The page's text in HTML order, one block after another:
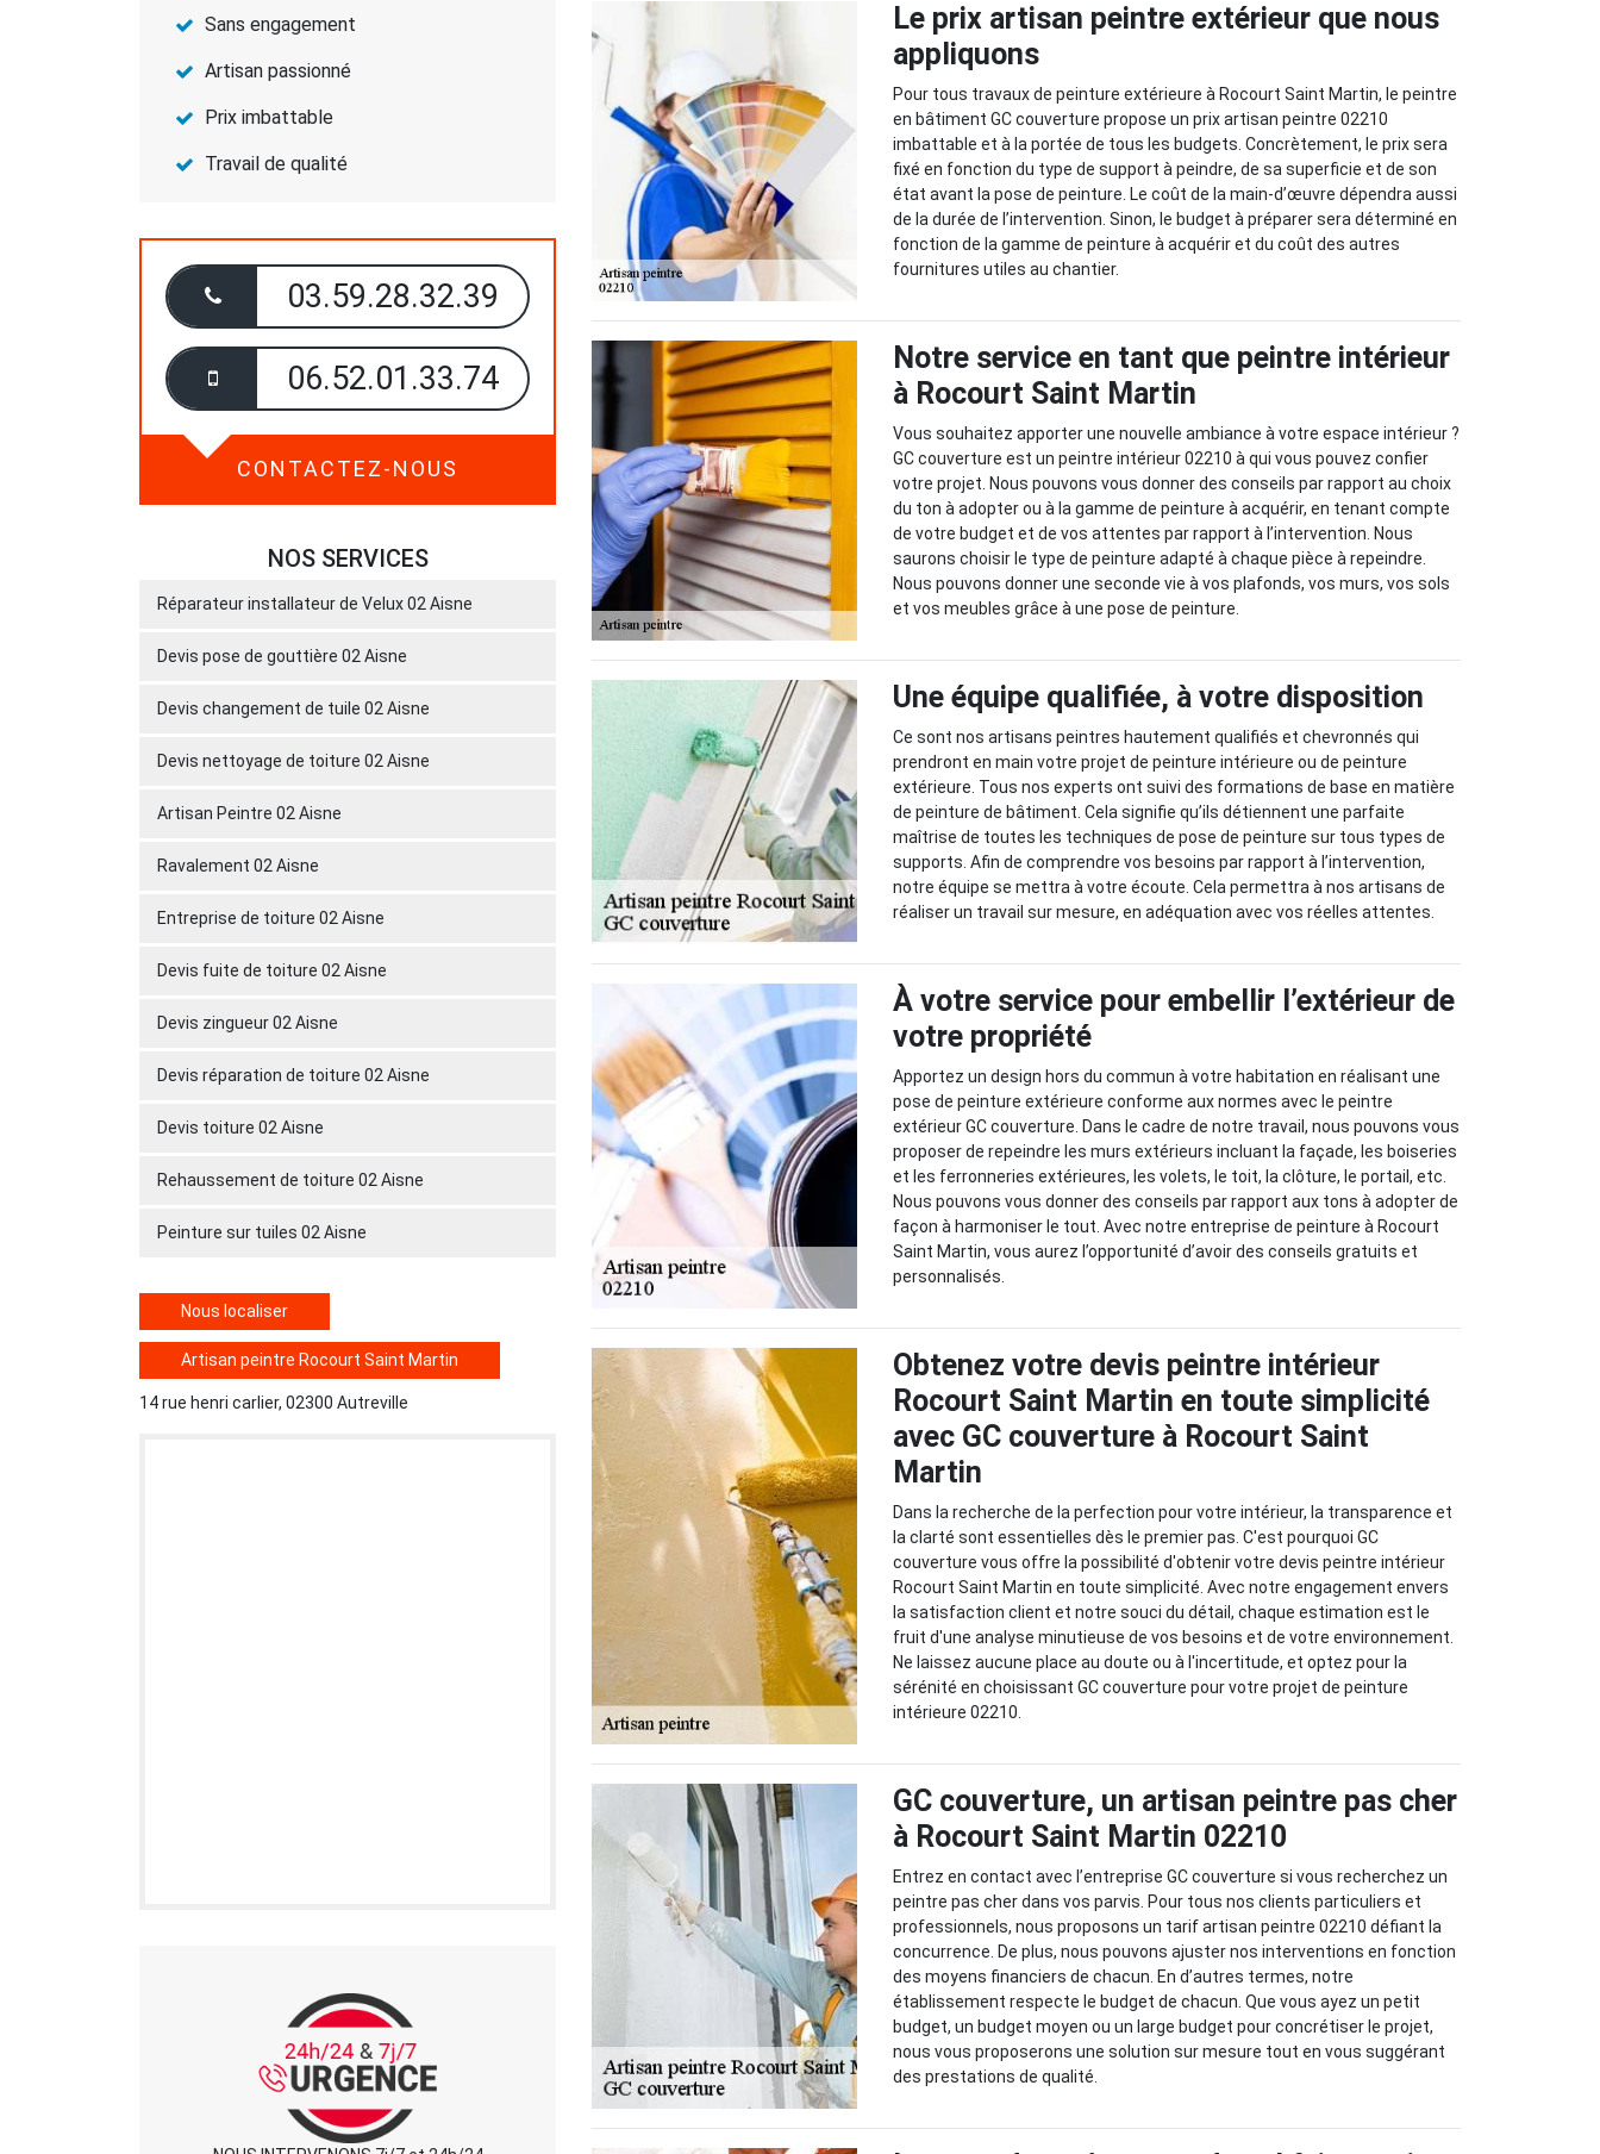
Sans engagement
Artisan passionné
Prix imbattable
Travail de qualité
03.59.28.32.39
06.52.01.33.74
CONTACTEZ-NOUS
NOS SERVICES
Réparateur installateur de Velux 02 Aisne
Devis pose de gouttière 02 Aisne
Devis changement de tuile 02 Aisne
Devis nettoyage de toiture 02 Aisne
Artisan Peintre 02 Aisne
Ravalement 02 Aisne
Entreprise de toiture 02 Aisne
Devis fuite de toiture 02 Aisne
Devis zingueur 02 Aisne
Devis réparation de toiture 02 Aisne
Devis toiture 02 Aisne
Rehaussement de toiture 02 Aisne
Peinture sur tuiles 02 Aisne
Nous localiser
Artisan peintre Rocourt Saint Martin
14 rue henri carlier, 02300 Autreville
Le prix artisan peintre extérieur que nous
appliquons
Pour tous travaux de peinture extérieure à Rocourt Saint Martin, le peintre
en bâtiment GC couverture propose un prix artisan peintre 02210
imbattable et à la portée de tous les budgets. Concrètement, le prix sera
fixé en fonction du type de support à peindre, de sa superficie et de son
état avant la pose de peinture. Le coût de la main-d’œuvre dépendra aussi
de la durée de l’intervention. Sinon, le budget à préparer sera déterminé en
fonction de la gamme de peinture à acquérir et du coût des autres
fournitures utiles au chantier.
Notre service en tant que peintre intérieur
à Rocourt Saint Martin
Vous souhaitez apporter une nouvelle ambiance à votre espace intérieur ?
GC couverture est un peintre intérieur 02210 à qui vous pouvez confier
votre projet. Nous pouvons vous donner des conseils par rapport au choix
du ton à adopter ou à la gamme de peinture à acquérir, en tenant compte
de votre budget et de vos attentes par rapport à l’intervention. Nous
saurons choisir le type de peinture adapté à chaque pièce à repeindre.
Nous pouvons donner une seconde vie à vos plafonds, vos murs, vos sols
et vos meubles grâce à une pose de peinture.
Une équipe qualifiée, à votre disposition
Ce sont nos artisans peintres hautement qualifiés et chevronnés qui
prendront en main votre projet de peinture intérieure ou de peinture
extérieure. Tous nos experts ont suivi des formations de base en matière
de peinture de bâtiment. Cela signifie qu’ils détiennent une parfaite
maîtrise de toutes les techniques de pose de peinture sur tous types de
supports. Afin de comprendre vos besoins par rapport à l’intervention,
notre équipe se mettra à votre écoute. Cela permettra à nos artisans de
réaliser un travail sur mesure, en adéquation avec vos réelles attentes.
À votre service pour embellir l’extérieur de
votre propriété
Apportez un design hors du commun à votre habitation en réalisant une
pose de peinture extérieure conforme aux normes avec le peintre
extérieur GC couverture. Dans le cadre de notre travail, nous pouvons vous
proposer de repeindre les murs extérieurs incluant la façade, les boiseries
et les ferronneries extérieures, les volets, le toit, la clôture, le portail, etc.
Nous pouvons vous donner des conseils par rapport aux tons à adopter de
façon à harmoniser le tout. Avec notre entreprise de peinture à Rocourt
Saint Martin, vous aurez l’opportunité d’avoir des conseils gratuits et
personnalisés.
Obtenez votre devis peintre intérieur
Rocourt Saint Martin en toute simplicité
avec GC couverture à Rocourt Saint
Martin
Dans la recherche de la perfection pour votre intérieur, la transparence et
la clarté sont essentielles dès le premier pas. C'est pourquoi GC
couverture vous offre la possibilité d'obtenir votre devis peintre intérieur
Rocourt Saint Martin en toute simplicité. Avec notre engagement envers
la satisfaction client et notre souci du détail, chaque estimation est le
fruit d'une analyse minutieuse de vos besoins et de votre environnement.
Ne laissez aucune place au doute ou à l'incertitude, et optez pour la
sérénité en choisissant GC couverture pour votre projet de peinture
intérieure 02210.
GC couverture, un artisan peintre pas cher
à Rocourt Saint Martin 02210
Entrez en contact avec l’entreprise GC couverture si vous recherchez un
peintre pas cher dans vos parvis. Pour tous nos clients particuliers et
professionnels, nous proposons un tarif artisan peintre 02210 défiant la
concurrence. De plus, nous pouvons ajuster nos interventions en fonction
des moyens financiers de chacun. En d’autres termes, notre
établissement respecte le budget de chacun. Que vous ayez un petit
budget, un budget moyen ou un large budget pour concrétiser le projet,
nous vous proposerons une solution sur mesure tout en vous suggérant
des prestations de qualité.